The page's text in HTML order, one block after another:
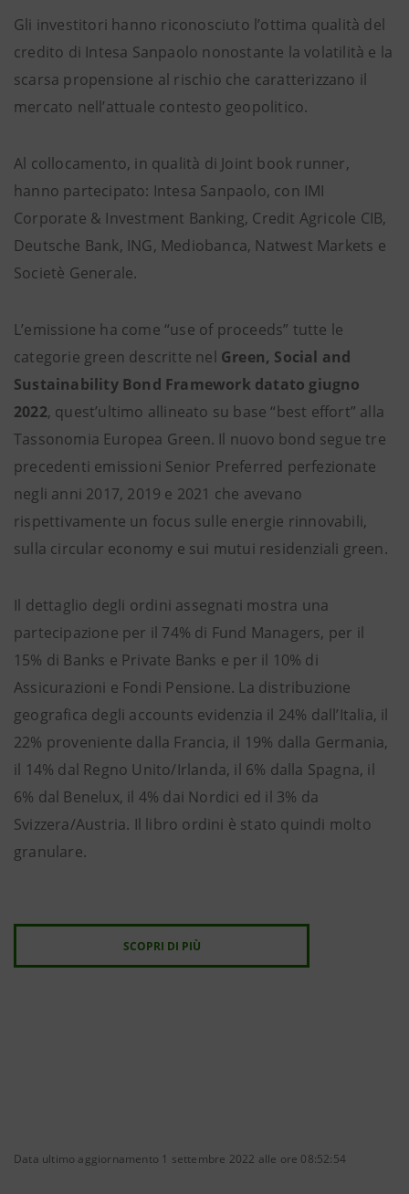
Gli investitori hanno riconosciuto l’ottima qualità del
credito di Intesa Sanpaolo nonostante la volatilità e la
scarsa propensione al rischio che caratterizzano il
mercato nell’attuale contesto geopolitico.
Al collocamento, in qualità di Joint book runner,
hanno partecipato: Intesa Sanpaolo, con IMI
Corporate & Investment Banking, Credit Agricole CIB,
Deutsche Bank, ING, Mediobanca, Natwest Markets e
Societè Generale.
L’emissione ha come “use of proceeds” tutte le
categorie green descritte nel Green, Social and
Sustainability Bond Framework datato giugno
2022, quest’ultimo allineato su base “best effort” alla
Tassonomia Europea Green. Il nuovo bond segue tre
precedenti emissioni Senior Preferred perfezionate
negli anni 2017, 2019 e 2021 che avevano
rispettivamente un focus sulle energie rinnovabili,
sulla circular economy e sui mutui residenziali green.
Il dettaglio degli ordini assegnati mostra una
partecipazione per il 74% di Fund Managers, per il
15% di Banks e Private Banks e per il 10% di
Assicurazioni e Fondi Pensione. La distribuzione
geografica degli accounts evidenzia il 24% dall’Italia, il
22% proveniente dalla Francia, il 19% dalla Germania,
il 14% dal Regno Unito/Irlanda, il 6% dalla Spagna, il
6% dal Benelux, il 4% dai Nordici ed il 3% da
Svizzera/Austria. Il libro ordini è stato quindi molto
granulare.
SCOPRI DI PIÙ
Data ultimo aggiornamento 1 settembre 2022 alle ore 08:52:54